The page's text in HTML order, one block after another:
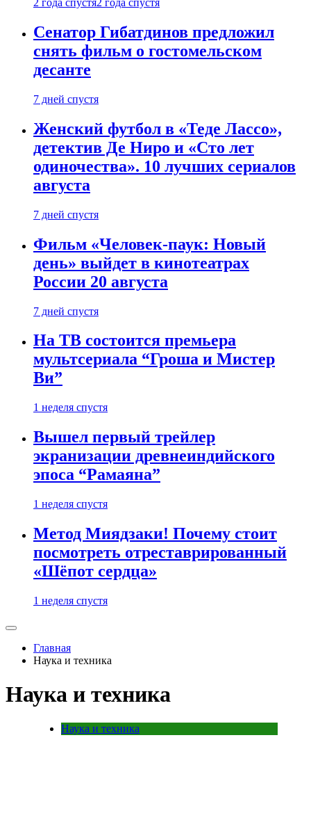
2 года спустя2 года спустя
Сенатор Гибатдинов предложил
снять фильм о гостомельском
десанте
7 дней спустя
Женский футбол в «Теде Лассо»,
детектив Де Ниро и «Сто лет
одиночества». 10 лучших сериалов
августа
7 дней спустя
Фильм «Человек-паук: Новый
день» выйдет в кинотеатрах
России 20 августа
7 дней спустя
На ТВ состоится премьера
мультсериала “Гроша и Мистер
Ви”
1 неделя спустя
Вышел первый трейлер
экранизации древнеиндийского
эпоса “Рамаяна”
1 неделя спустя
Метод Миядзаки! Почему стоит
посмотреть отреставрированный
«Шёпот сердца»
1 неделя спустя
Главная
Наука и техника
Наука и техника
Наука и техника